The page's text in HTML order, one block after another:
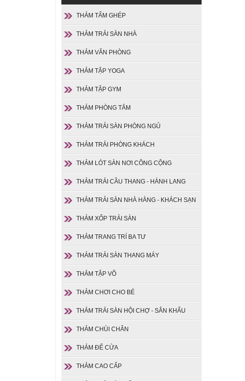
THẢM TẤM GHÉP
THẢM TRẢI SÀN NHÀ
THẢM VĂN PHÒNG
THẢM TẬP YOGA
THẢM TẬP GYM
THẢM PHÒNG TẮM
THẢM TRẢI SÀN PHÒNG NGỦ
THẢM TRẢI PHÒNG KHÁCH
THẢM LÓT SÀN NƠI CÔNG CỘNG
THẢM TRẢI CẦU THANG - HÀNH LANG
THẢM TRẢI SÀN NHÀ HÀNG - KHÁCH SẠN
THẢM XỐP TRẢI SÀN
THẢM TRANG TRÍ BA TƯ
THẢM TRẢI SÀN THANG MÁY
THẢM TẬP VÕ
THẢM CHƠI CHO BÉ
THẢM TRẢI SÀN HỘI CHỢ - SÂN KHẤU
THẢM CHÙI CHÂN
THẢM ĐỂ CỬA
THẢM CAO CẤP